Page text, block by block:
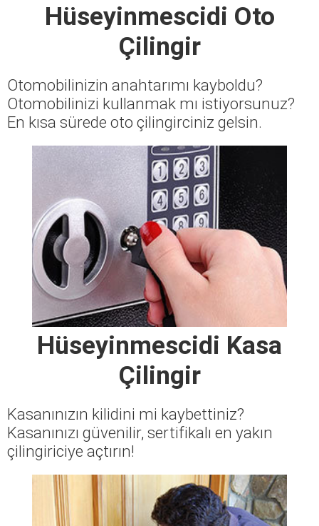
Hüseyinmescidi Oto
Çilingir
Otomobilinizin anahtarımı kayboldu?
Otomobilinizi kullanmak mı istiyorsunuz?
En kısa sürede oto çilingirciniz gelsin.
Hüseyinmescidi Kasa
Çilingir
Kasanınızın kilidini mi kaybettiniz?
Kasanınızı güvenilir, sertifikalı en yakın
çilingiriciye açtırın!